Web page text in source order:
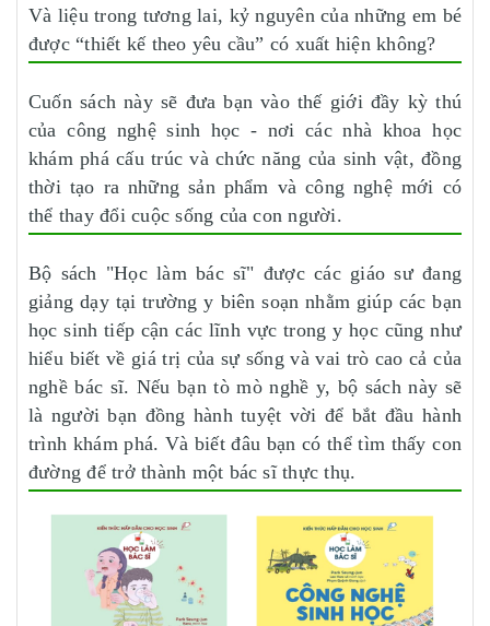
Và liệu trong tương lai, kỷ nguyên của những em bé
được “thiết kế theo yêu cầu” có xuất hiện không?
Cuốn sách này sẽ đưa bạn vào thế giới đầy kỳ thú
của công nghệ sinh học - nơi các nhà khoa học
khám phá cấu trúc và chức năng của sinh vật, đồng
thời tạo ra những sản phẩm và công nghệ mới có
thể thay đổi cuộc sống của con người.
Bộ sách "Học làm bác sĩ" được các giáo sư đang
giảng dạy tại trường y biên soạn nhằm giúp các bạn
học sinh tiếp cận các lĩnh vực trong y học cũng như
hiểu biết về giá trị của sự sống và vai trò cao cả của
nghề bác sĩ. Nếu bạn tò mò nghề y, bộ sách này sẽ
là người bạn đồng hành tuyệt vời để bắt đầu hành
trình khám phá. Và biết đâu bạn có thể tìm thấy con
đường để trở thành một bác sĩ thực thụ.